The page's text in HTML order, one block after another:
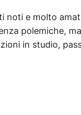
noti e molto
polemiche,
in studio,